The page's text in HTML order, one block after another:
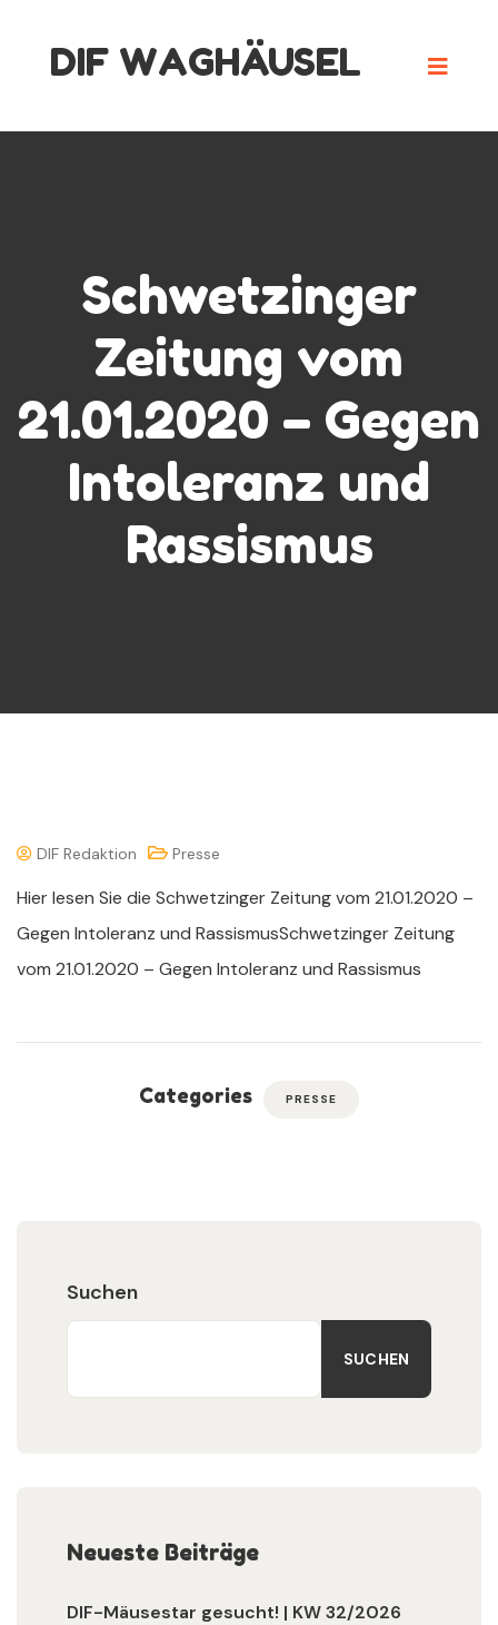
DIF WAGHÄUSEL
Schwetzinger
Zeitung vom
21.01.2020 – Gegen
Intoleranz und
Rassismus
DIF Redaktion Presse
Hier lesen Sie die Schwetzinger Zeitung vom 21.01.2020 –
Gegen Intoleranz und RassismusSchwetzinger Zeitung
vom 21.01.2020 – Gegen Intoleranz und Rassismus
Categories PRESSE
Suchen
SUCHEN
Neueste Beiträge
DIF-Mäusestar gesucht! | KW 32/2026